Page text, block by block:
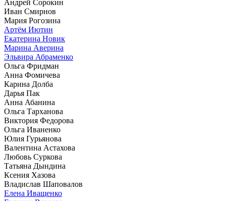
Андрей Сорокин
Иван Смирнов
Мария Рогозина
Артём Иютин
Екатерина Новик
Марина Аверина
Эльвира Абраменко
Ольга Фридман
Анна Фомичева
Карина Долба
Дарья Пак
Анна Абанина
Ольга Тарханова
Виктория Федорова
Ольга Иваненко
Юлия Гурьянова
Валентина Астахова
Любовь Суркова
Татьяна Дындина
Ксения Хазова
Владислав Шаповалов
Елена Иващенко